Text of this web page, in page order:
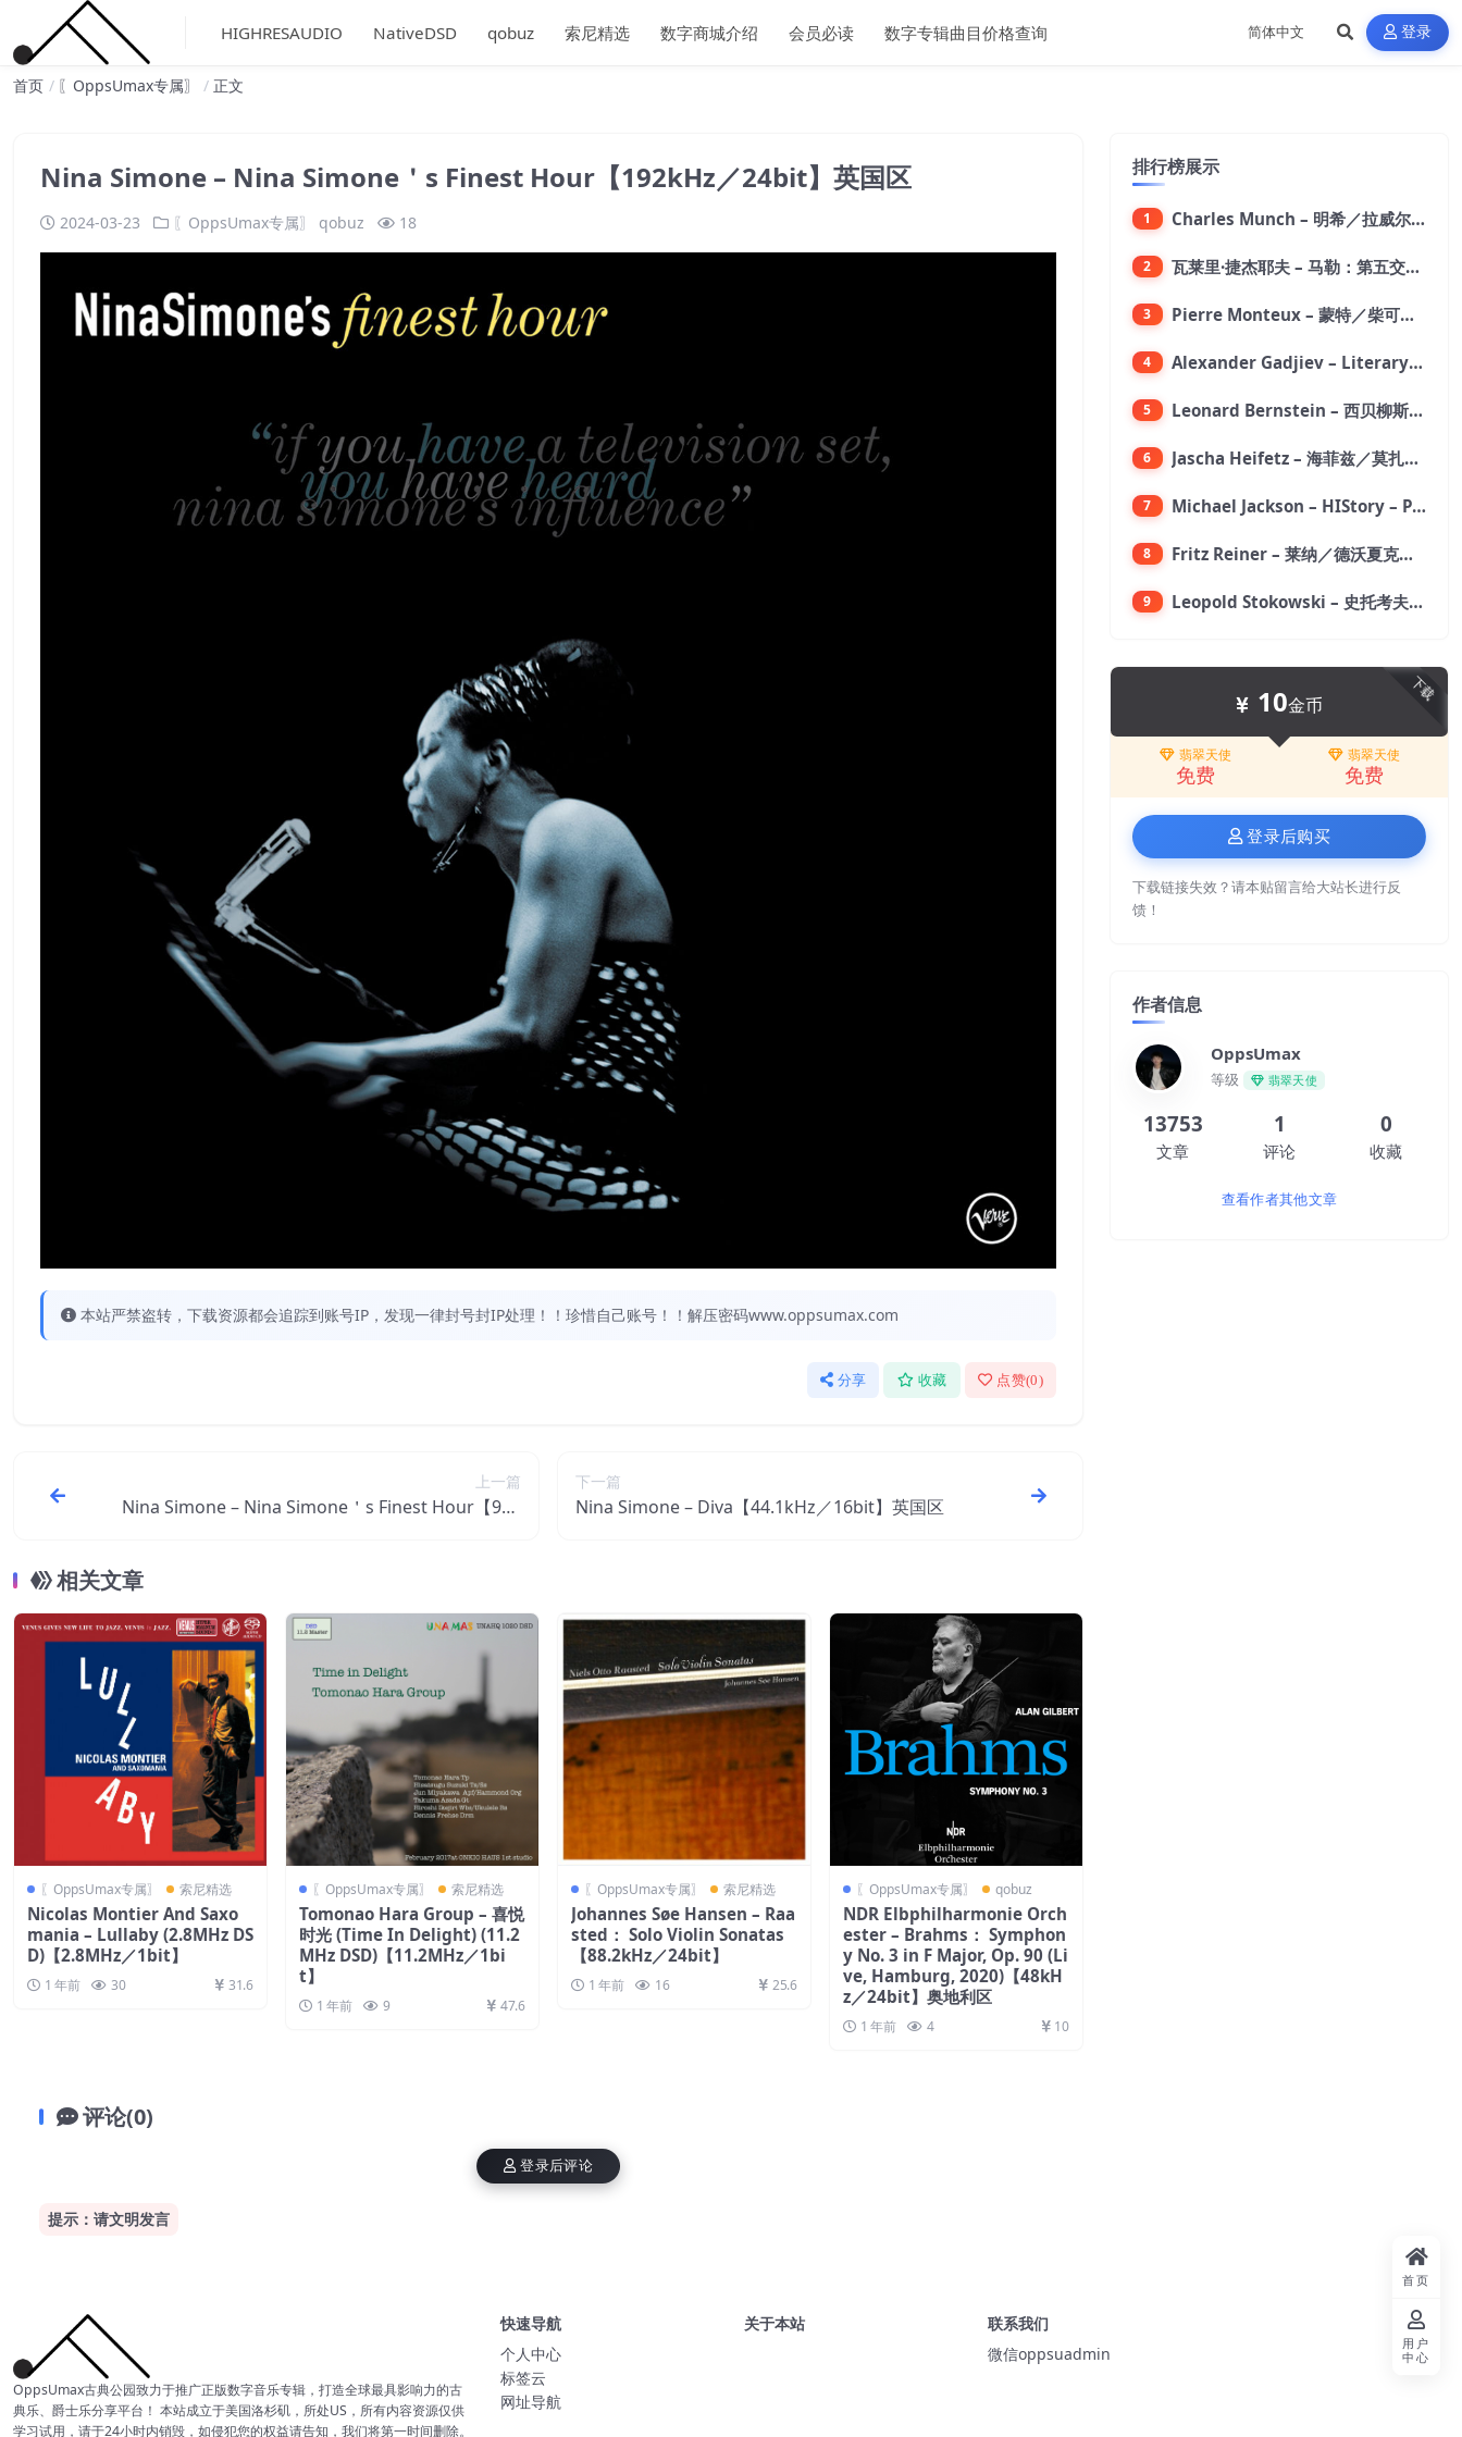
HIGHRESAUDIO NativeDSD qobuz 索尼精选 数字商城介绍 会员必读 数字专辑曲目价格查询 登录
首页 〖OppsUmax专属〗 正文
Nina Simone – Nina Simone＇s Finest Hour【192kHz／24bit】英国区
2024-03-23 〖OppsUmax专属〗 qobuz 18
本站严禁盗转，下载资源都会追踪到账号IP，发现一律封号封IP处理！！珍惜自己账号！！解压密码www.oppsumax.com
分享 收藏 点赞(0)
上一篇
Nina Simone – Nina Simone＇s Finest Hour【96k
下一篇
Nina Simone – Diva【44.1kHz／16bit】英国区
相关文章
〖OppsUmax专属〗 索尼精选
Nicolas Montier And Saxo
mania – Lullaby (2.8MHz DS
D)【2.8MHz／1bit】
1 年前 30 31.6
〖OppsUmax专属〗 索尼精选
Tomonao Hara Group – 喜悦
时光 (Time In Delight) (11.2
MHz DSD)【11.2MHz／1bi
t】
1 年前 9 47.6
〖OppsUmax专属〗 索尼精选
Johannes Søe Hansen – Raa
sted： Solo Violin Sonatas
【88.2kHz／24bit】
1 年前 16 25.6
〖OppsUmax专属〗 qobuz
NDR Elbphilharmonie Orch
ester – Brahms： Symphon
y No. 3 in F Major, Op. 90 (Li
ve, Hamburg, 2020)【48kH
z／24bit】奥地利区
1 年前 4 10
评论(0)
提示：请文明发言
登录后评论
排行榜展示
1 Charles Munch – 明希／拉威尔：波莱罗舞曲【176.4kHz／24bit】
2 瓦莱里·捷杰耶夫 – 马勒：第五交响曲【96kHz／24bit】
3 Pierre Monteux – 蒙特／柴可夫斯基：第六交响曲【176.4kHz／24bit】
4 Alexander Gadjiev – Literary Fantasies【FLAC 192】
5 Leonard Bernstein – 西贝柳斯：芬兰颂／格里格：培尔·金特组曲【44.1kHz／24bit】
6 Jascha Heifetz – 海菲兹／莫扎特：第四小提琴协奏曲，第五小提琴协奏曲《土耳其》／维瓦尔第：小提琴与大提琴协奏曲，RV 547【192kHz／24bit】
7 Michael Jackson – HIStory – PAST, PRESENT AND FUTURE – BOOK I【96kHz／24bit】
8 Fritz Reiner – 莱纳／德沃夏克：第九交响曲【176.4kHz／24bit】
9 Leopold Stokowski – 史托考夫斯基：狂想曲【176.4kHz／24bit】
下载
10金币
翡翠天使
免费
翡翠天使
免费
登录后购买
下载链接失效？请本贴留言给大站长进行反
馈！
作者信息
OppsUmax
等级 翡翠天使
13753
文章
1
评论
0
收藏
查看作者其他文章
OppsUmax古典公园致力于推广正版数字音乐专辑，打造全球最具影响力的古
典乐、爵士乐分享平台！ 本站成立于美国洛杉矶，所处US，所有内容资源仅供
学习试用，请于24小时内销毁，如侵犯您的权益请告知，我们将第一时间删除。
快速导航
个人中心
标签云
网址导航
关于本站
联系我们
微信oppsuadmin
首页
用户
中心